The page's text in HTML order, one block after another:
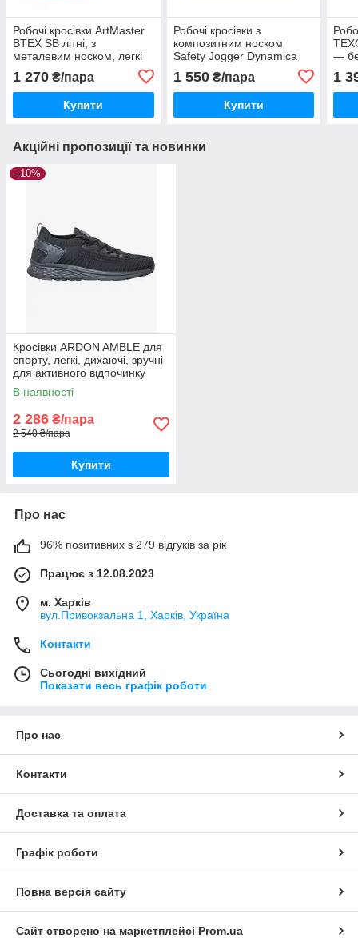
Робочі кросівки ArtMaster
BTEX SB літні, з
металевим носком, легкі
спецвзуття
1 270 ₴/пара
Купити
Робочі кросівки з
композитним носком
Safety Jogger Dynamica
ESD – легкі, антистатичні
та стійкі до ковзання
1 550₴/пара
Купити
—
1
Акційні пропозиції та новинки
–10%
Кросівки ARDON AMBLE для
спорту, легкі, дихаючі, зручні
для активного відпочинку
чорні
В наявності
2 286 ₴/пара
2 540 ₴/пара
Купити
Про нас
96% позитивних з 279 відгуків за рік
Працює з 12.08.2023
м. Харків
вул.Привокзальна 1, Харків, Україна
Контакти
Сьогодні вихідний
Показати весь графік роботи
Про нас
Контакти
Доставка та оплата
Графік роботи
Повна версія сайту
Сайт створено на маркетплейсі Prom.ua